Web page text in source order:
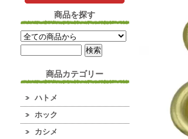
商品を探す
商品カテゴリー
ハトメ
ホック
カシメ